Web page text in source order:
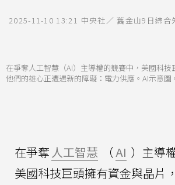
2025-11-10 13:21 中央社／ 舊金山9日綜合
在爭奪人工智慧（AI）主導權的競賽中，美國科技
他們的雄心正遭遇新的障礙：電力供應。AI示意圖
在爭奪 人工智慧 （AI ）主導
美國科技巨頭擁有資金與晶片